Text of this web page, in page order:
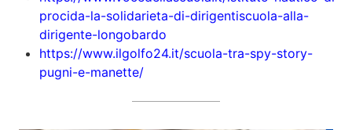
procida-la-solidarieta-di-dirigentiscuola-alla-
dirigente-longobardo
https://www.ilgolfo24.it/scuola-tra-spy-story-
pugni-e-manette/